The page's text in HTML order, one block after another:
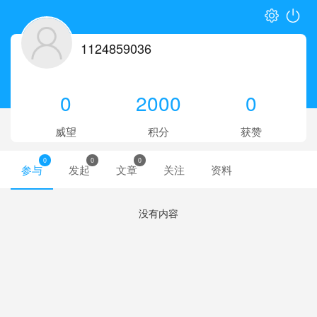
1124859036
0
威望
2000
积分
0
获赞
参与
0
发起
0
文章
0
关注 资料
没有内容